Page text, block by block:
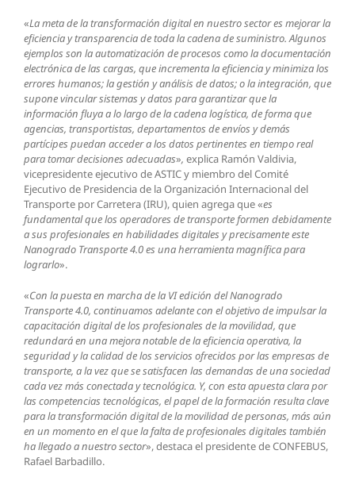
«La meta de la transformación digital en nuestro sector es mejorar la
eficiencia y transparencia de toda la cadena de suministro. Algunos
ejemplos son la automatización de procesos como la documentación
electrónica de las cargas, que incrementa la eficiencia y minimiza los
errores humanos; la gestión y análisis de datos; o la integración, que
supone vincular sistemas y datos para garantizar que la
información fluya a lo largo­­­­­­ de la cadena logística, de forma que
agencias, transportistas, departamentos de envíos y demás
partícipes puedan acceder a los datos pertinentes en tiempo real
para tomar decisiones adecuadas», explica Ramón Valdivia,
vicepresidente ejecutivo de ASTIC y miembro del Comité
Ejecutivo de Presidencia de la Organización Internacional del
Transporte por Carretera (IRU), quien agrega que «es
fundamental que los operadores de transporte formen debidamente
a sus profesionales en habilidades digitales y precisamente este
Nanogrado Transporte 4.0 es una herramienta magnífica para
lograrlo».
«Con la puesta en marcha de la VI edición del Nanogrado
Transporte 4.0, continuamos adelante con el objetivo de impulsar la
capacitación digital de los profesionales de la movilidad, que
redundará en una mejora notable de la eficiencia operativa, la
seguridad y la calidad de los servicios ofrecidos por las empresas de
transporte, a la vez que se satisfacen las demandas de una sociedad
cada vez más conectada y tecnológica. Y, con esta apuesta clara por
las competencias tecnológicas, el papel de la formación resulta clave
para la transformación digital de la movilidad de personas, más aún
en un momento en el que la falta de profesionales digitales también
ha llegado a nuestro sector», destaca el presidente de CONFEBUS,
Rafael Barbadillo.